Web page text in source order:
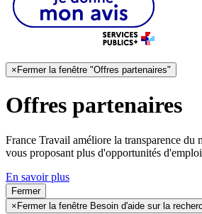
× Fermer la fenêtre "Offres partenaires"
Offres partenaires
France Travail améliore la transparence du
vous proposant plus d'opportunités
En savoir plus
Fermer
× Fermer la fenêtre Besoin d'aide sur la